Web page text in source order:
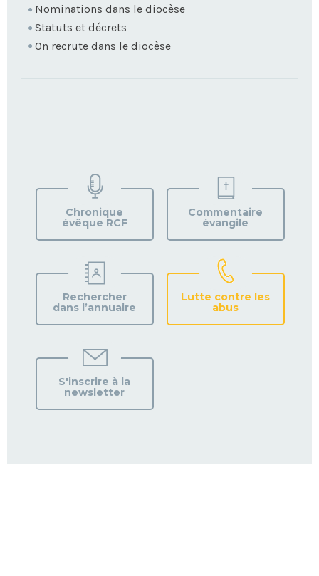
Nominations dans le diocèse
Statuts et décrets
On recrute dans le diocèse
VOTRE
PAROISSE
Chronique
évêque RCF
Commentaire
évangile
Rechercher
dans l’annuaire
Lutte contre les
abus
S'inscrire à la
newsletter